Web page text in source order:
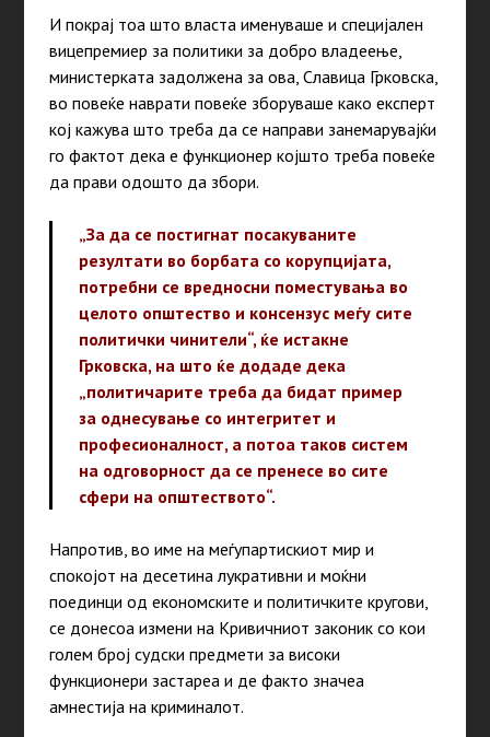
И покрај тоа што власта именуваше и специјален
вицепремиер за политики за добро владеење,
министерката задолжена за ова, Славица Грковска,
во повеќе наврати повеќе зборуваше како експерт
кој кажува што треба да се направи занемарувајќи
го фактот дека е функционер којшто треба повеќе
да прави одошто да збори.
„За да се постигнат посакуваните
резултати во борбата со корупцијата,
потребни се вредносни поместувања во
целото општество и консензус меѓу сите
политички чинители“, ќе истакне
Грковска, на што ќе додаде дека
„политичарите треба да бидат пример
за однесување со интегритет и
професионалност, а потоа таков систем
на одговорност да се пренесе во сите
сфери на општеството“.
Напротив, во име на меѓупартискиот мир и
спокојот на десетина лукративни и моќни
поединци од економските и политичките кругови,
се донесоа измени на Кривичниот законик со кои
голем број судски предмети за високи
функционери застареа и де факто значеа
амнестија на криминалот.